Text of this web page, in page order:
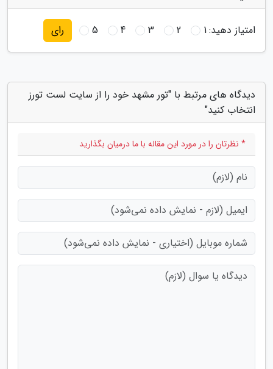
امتیاز دهید:1
2
3
4
5 رای
دیدگاه های مرتبط با "تور مشهد خود را از سایت لست تورز
انتخاب کنید"
* نظرتان را در مورد این مقاله با ما درمیان بگذارید